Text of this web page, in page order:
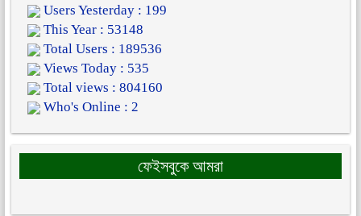
Users Yesterday : 199
This Year : 53148
Total Users : 189536
Views Today : 535
Total views : 804160
Who's Online : 2
ফেইসবুকে আমরা